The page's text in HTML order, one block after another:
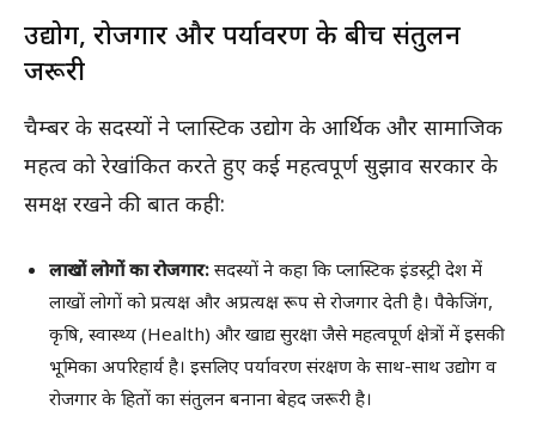
उद्योग, रोजगार और पर्यावरण के बीच संतुलन
जरूरी
चैम्बर के सदस्यों ने प्लास्टिक उद्योग के आर्थिक और सामाजिक
महत्व को रेखांकित करते हुए कई महत्वपूर्ण सुझाव सरकार के
समक्ष रखने की बात कही:
लाखों लोगों का रोजगार: सदस्यों ने कहा कि प्लास्टिक इंडस्ट्री देश में
लाखों लोगों को प्रत्यक्ष और अप्रत्यक्ष रूप से रोजगार देती है। पैकेजिंग,
कृषि, स्वास्थ्य (Health) और खाद्य सुरक्षा जैसे महत्वपूर्ण क्षेत्रों में इसकी
भूमिका अपरिहार्य है। इसलिए पर्यावरण संरक्षण के साथ-साथ उद्योग व
रोजगार के हितों का संतुलन बनाना बेहद जरूरी है।